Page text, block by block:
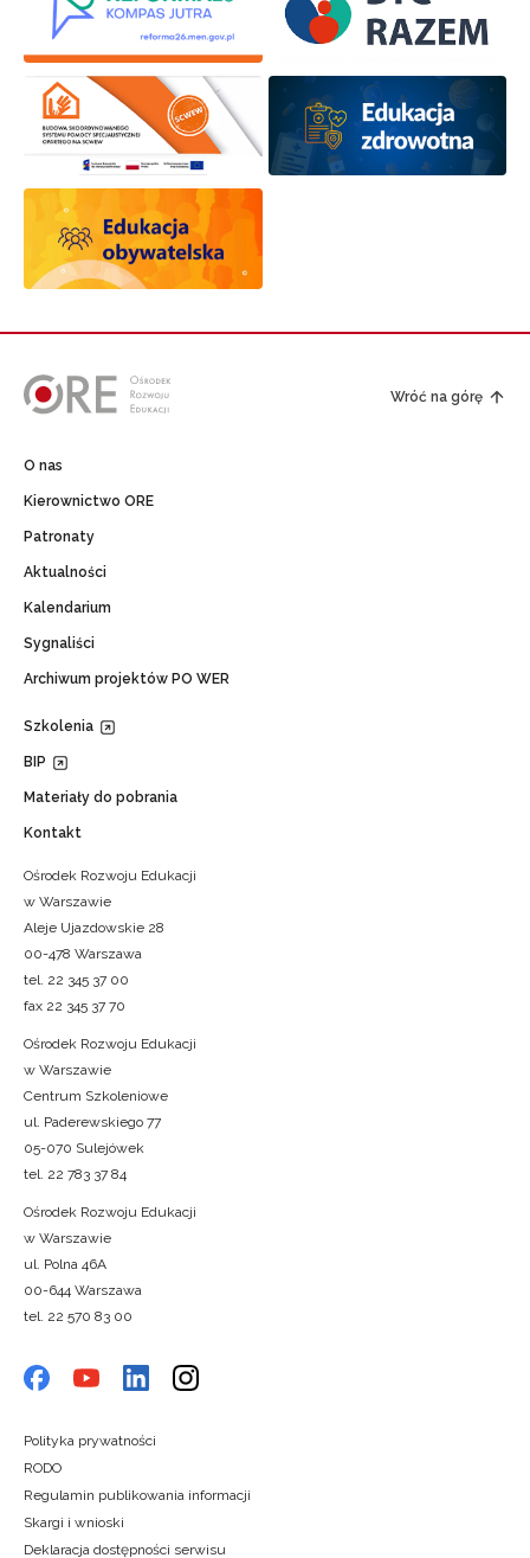
Wróć na górę
O nas
Kierownictwo ORE
Patronaty
Aktualności
Kalendarium
Sygnaliści
Archiwum projektów PO WER
Szkolenia
BIP
Materiały do pobrania
Kontakt
Ośrodek Rozwoju Edukacji
w Warszawie
Aleje Ujazdowskie 28
00-478 Warszawa
tel. 22 345 37 00
fax 22 345 37 70
Ośrodek Rozwoju Edukacji
w Warszawie
Centrum Szkoleniowe
ul. Paderewskiego 77
05-070 Sulejówek
tel. 22 783 37 84
Ośrodek Rozwoju Edukacji
w Warszawie
ul. Polna 46A
00-644 Warszawa
tel. 22 570 83 00
Polityka prywatności
RODO
Regulamin publikowania informacji
Skargi i wnioski
Deklaracja dostępności serwisu